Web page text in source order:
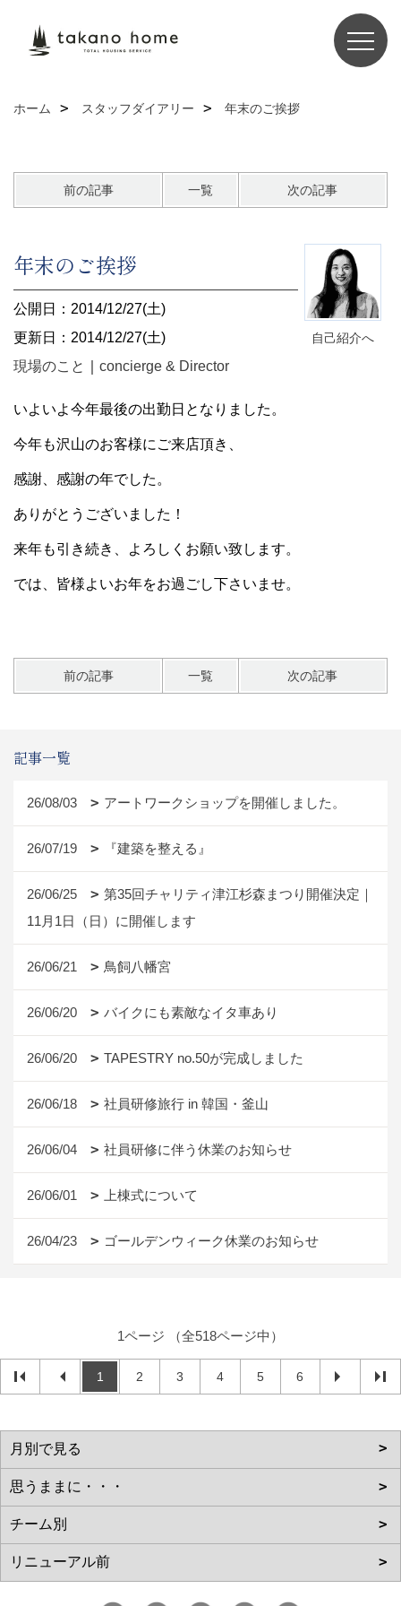
ホーム スタッフダイアリー 年末のご挨拶
前の記事 一覧 次の記事
自己紹介へ
年末のご挨拶
公開日：2014/12/27(土)
更新日：2014/12/27(土)
現場のこと
concierge & Director
いよいよ今年最後の出勤日となりました。
今年も沢山のお客様にご来店頂き、
感謝、感謝の年でした。
ありがとうございました！
来年も引き続き、よろしくお願い致します。
では、皆様よいお年をお過ごし下さいませ。
前の記事 一覧 次の記事
記事一覧
26/08/03 アートワークショップを開催しました。
26/07/19 『建築を整える』
26/06/25
第35回チャリティ津江杉森まつり開催決定｜
11月1日（日）に開催します
26/06/21 鳥飼八幡宮
26/06/20 バイクにも素敵なイタ車あり
26/06/20 TAPESTRY no.50が完成しました
26/06/18 社員研修旅行 in 韓国・釜山
26/06/04 社員研修に伴う休業のお知らせ
26/06/01 上棟式について
26/04/23 ゴールデンウィーク休業のお知らせ
1ページ （全518ページ中）
1 2 3 4 5 6